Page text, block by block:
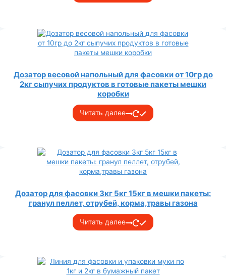
Дозатор весовой напольный для фасовки от 10гр до
2кг сыпучих продуктов в готовые пакеты мешки
коробки
Читать далее
Дозатор для фасовки 3кг 5кг 15кг в мешки пакеты:
гранул пеллет, отрубей, корма,травы газона
Читать далее